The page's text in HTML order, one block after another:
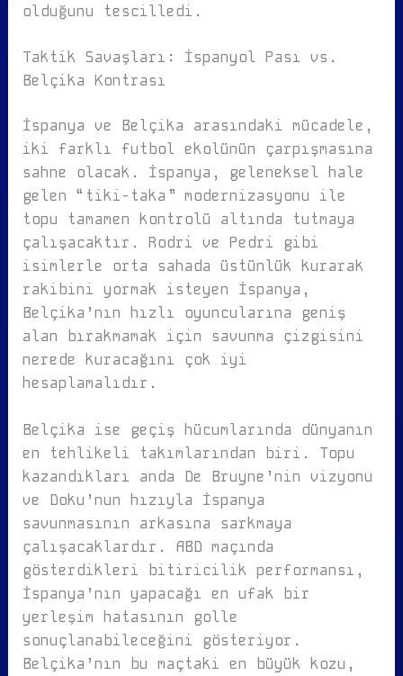
olduğunu tescilledi.
Taktik Savaşları: İspanyol Pası vs.
Belçika Kontrası
İspanya ve Belçika arasındaki mücadele,
iki farklı futbol ekolünün çarpışmasına
sahne olacak. İspanya, geleneksel hale
gelen “tiki-taka” modernizasyonu ile
topu tamamen kontrolü altında tutmaya
çalışacaktır. Rodri ve Pedri gibi
isimlerle orta sahada üstünlük kurarak
rakibini yormak isteyen İspanya,
Belçika’nın hızlı oyuncularına geniş
alan bırakmamak için savunma çizgisini
nerede kuracağını çok iyi
hesaplamalıdır.
Belçika ise geçiş hücumlarında dünyanın
en tehlikeli takımlarından biri. Topu
kazandıkları anda De Bruyne’nin vizyonu
ve Doku’nun hızıyla İspanya
savunmasının arkasına sarkmaya
çalışacaklardır. ABD maçında
gösterdikleri bitiricilik performansı,
İspanya’nın yapacağı en ufak bir
yerleşim hatasının golle
sonuçlanabileceğini gösteriyor.
Belçika’nın bu maçtaki en büyük kozu,